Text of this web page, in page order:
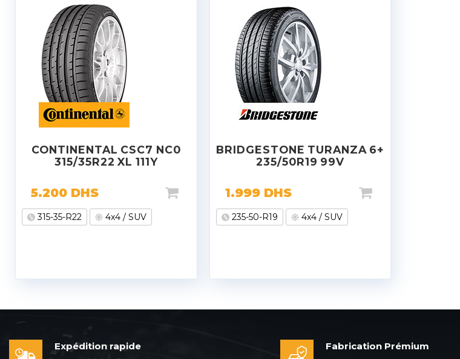
CONTINENTAL CSC7 NC0
315/35R22 XL 111Y
5.200 DHS
315-35-R22 4x4 / SUV
BRIDGESTONE TURANZA 6+
235/50R19 99V
1.999 DHS
235-50-R19 4x4 / SUV
Expédition rapide Fabrication Prémium